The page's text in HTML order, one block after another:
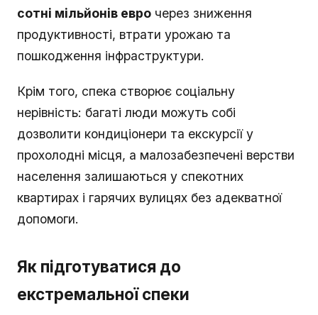
сотні мільйонів евро через зниження
продуктивності, втрати урожаю та
пошкодження інфраструктури.
Крім того, спека створює соціальну
нерівність: багаті люди можуть собі
дозволити кондиціонери та екскурсії у
прохолодні місця, а малозабезпечені верстви
населення залишаються у спекотних
квартирах і гарячих вулицях без адекватної
допомоги.
Як підготуватися до
екстремальної спеки